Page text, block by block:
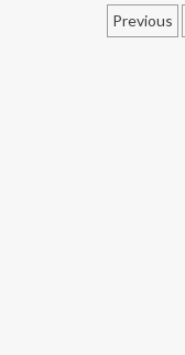
Posts
Previous